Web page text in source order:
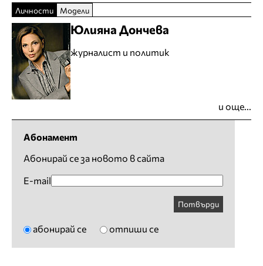
Личности Модели
Юлияна Дончева
журналист и политик
и още...
Абонамент
Абонирай се за новото в сайта
E-mail
Потвърди
абонирай се отпиши се